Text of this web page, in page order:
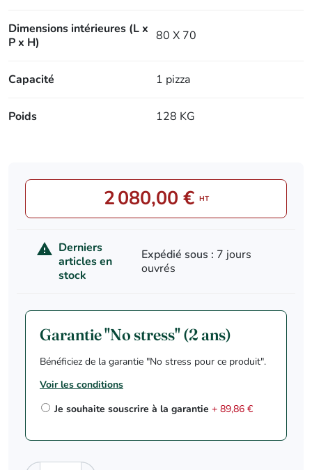
Dimensions intérieures (L x
P x H)
80 X 70
Capacité 1 pizza
Poids 128 KG
2 080,00 € HT
 Derniers
articles en
stock
Expédié sous : 7 jours
ouvrés
Garantie "No stress" (2 ans)
Bénéficiez de la garantie "No stress pour ce produit".
Voir les conditions
Je souhaite souscrire à la garantie + 89,86 €